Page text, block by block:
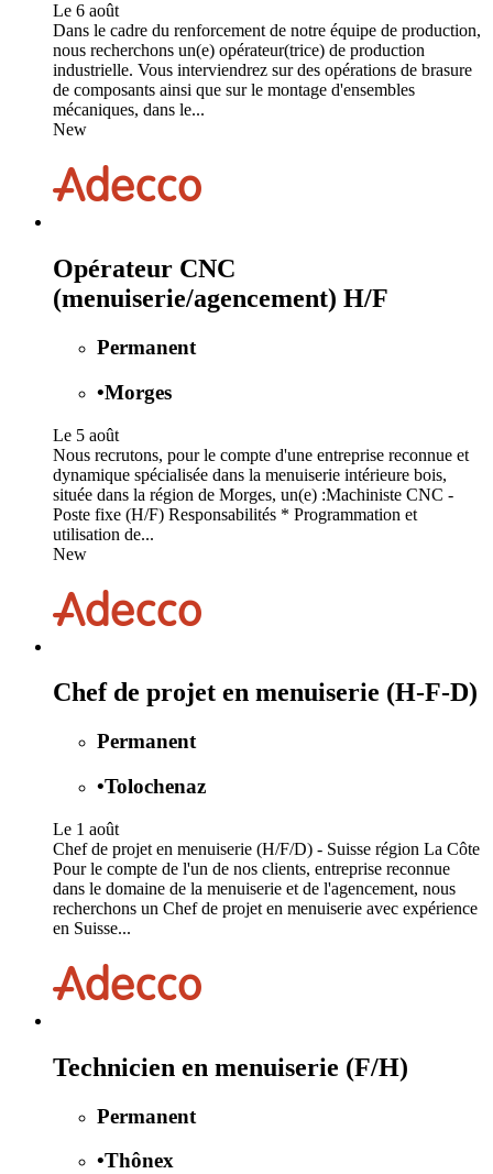
Le 6 août
Dans le cadre du renforcement de notre équipe de production,
nous recherchons un(e) opérateur(trice) de production
industrielle. Vous interviendrez sur des opérations de brasure
de composants ainsi que sur le montage d'ensembles
mécaniques, dans le...
New
Opérateur CNC
(menuiserie/agencement) H/F
Permanent
•Morges
Le 5 août
Nous recrutons, pour le compte d'une entreprise reconnue et
dynamique spécialisée dans la menuiserie intérieure bois,
située dans la région de Morges, un(e) :Machiniste CNC -
Poste fixe (H/F) Responsabilités * Programmation et
utilisation de...
New
Chef de projet en menuiserie (H-F-D)
Permanent
•Tolochenaz
Le 1 août
Chef de projet en menuiserie (H/F/D) - Suisse région La Côte
Pour le compte de l'un de nos clients, entreprise reconnue
dans le domaine de la menuiserie et de l'agencement, nous
recherchons un Chef de projet en menuiserie avec expérience
en Suisse...
Technicien en menuiserie (F/H)
Permanent
•Thônex